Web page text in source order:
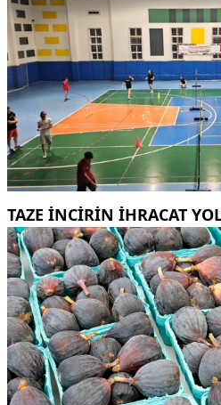
TAZE INCIRIN IHRACAT